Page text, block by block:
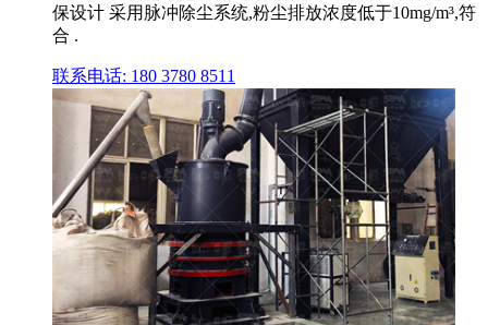
保设计 采用脉冲除尘系统,粉尘排放浓度低于10mg/m³,符
合 .
联系电话: 180 3780 8511